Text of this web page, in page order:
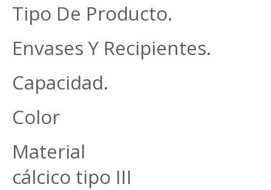
Tipo De Producto.
Envases Y
Capacidad.
Color
Material
cálcico tipo III